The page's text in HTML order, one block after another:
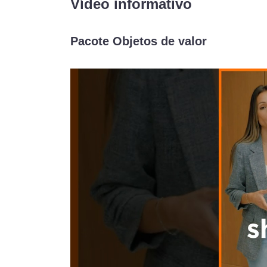
Vídeo informativo
Pacote Objetos de valor